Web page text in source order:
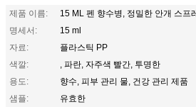
제품 이름:
15 ML 펜 향수병, 정밀한 안개 스프
명세서:
15 ml
자료:
플라스틱 PP
색깔:
, 파란, 자주색 빨간, 투명한
용도:
향수, 피부 관리 물, 건강 관리 제품
샘플:
유효한